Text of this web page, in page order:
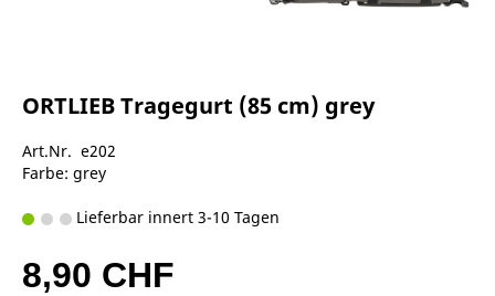
ORTLIEB Tragegurt (85 cm) grey
Art.Nr. e202
Farbe: grey
Lieferbar innert 3-10 Tagen
8,90 CHF